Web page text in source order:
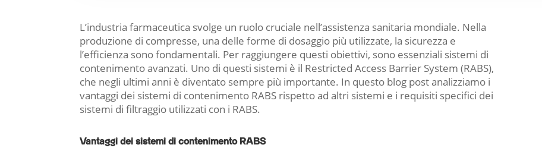
L’industria farmaceutica svolge un ruolo cruciale nell’assistenza sanitaria mondiale. Nella
produzione di compresse, una delle forme di dosaggio più utilizzate, la sicurezza e
l’efficienza sono fondamentali. Per raggiungere questi obiettivi, sono essenziali sistemi di
contenimento avanzati. Uno di questi sistemi è il Restricted Access Barrier System (RABS),
che negli ultimi anni è diventato sempre più importante. In questo blog post analizziamo i
vantaggi dei sistemi di contenimento RABS rispetto ad altri sistemi e i requisiti specifici dei
sistemi di filtraggio utilizzati con i RABS.
Vantaggi dei sistemi di contenimento RABS